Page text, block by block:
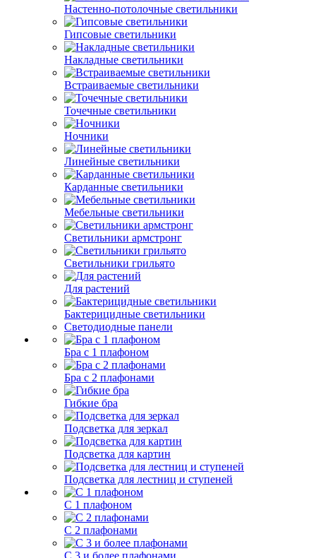
Настенно-потолочные светильники
Гипсовые светильники
Накладные светильники
Встраиваемые светильники
Точечные светильники
Ночники
Линейные светильники
Карданные светильники
Мебельные светильники
Светильники армстронг
Светильники грильято
Для растений
Бактерицидные светильники
Светодиодные панели
Бра с 1 плафоном
Бра с 2 плафонами
Гибкие бра
Подсветка для зеркал
Подсветка для картин
Подсветка для лестниц и ступеней
С 1 плафоном
С 2 плафонами
С 3 и более плафонами